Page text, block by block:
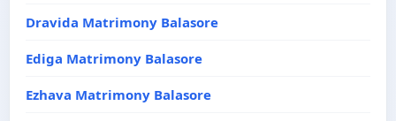
Dravida Matrimony Balasore
Ediga Matrimony Balasore
Ezhava Matrimony Balasore